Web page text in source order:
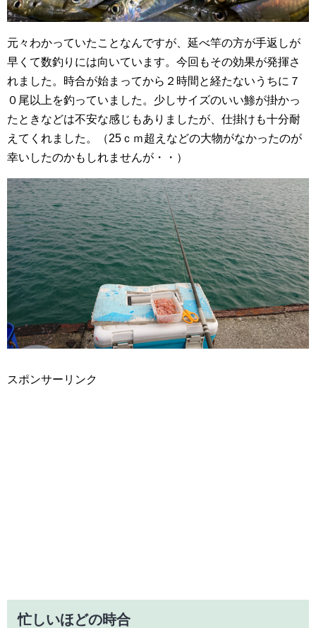
元々わかっていたことなんですが、延べ竿の方が手返しが
早くて数釣りには向いています。今回もその効果が発揮さ
れました。時合が始まってから２時間と経たないうちに７
０尾以上を釣っていました。少しサイズのいい鯵が掛かっ
たときなどは不安な感じもありましたが、仕掛けも十分耐
えてくれました。（25ｃｍ超えなどの大物がなかったのが
幸いしたのかもしれませんが・・）
スポンサーリンク
忙しいほどの時合